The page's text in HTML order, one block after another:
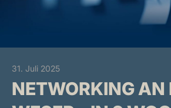
31. Juli 2025
NETWORKING AN